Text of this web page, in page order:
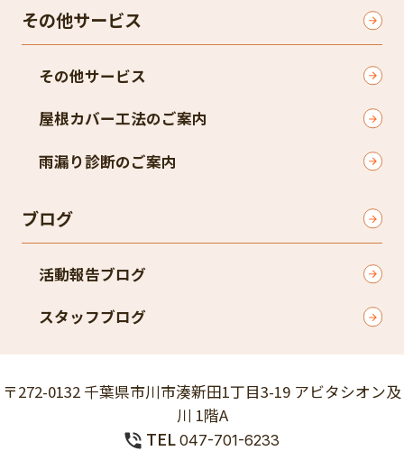
その他サービス
その他サービス
屋根カバー工法のご案内
雨漏り診断のご案内
ブログ
活動報告ブログ
スタッフブログ
〒272-0132 千葉県市川市湊新田1丁目3-19 アビタシオン及
川 1階A
TEL 047-701-6233